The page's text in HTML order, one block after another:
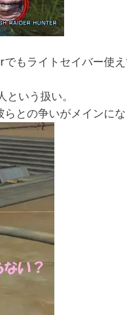
もライトセイバー使
いう扱い。
との争いがメインにな